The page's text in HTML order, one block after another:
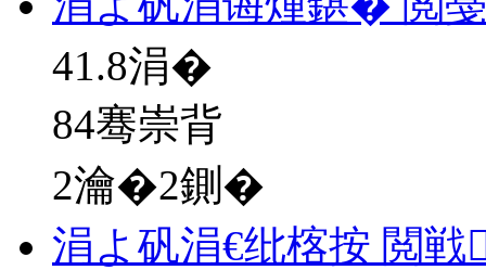
41.8涓�
84骞崇背
2瀹�2鍘�
涓よ矾涓€纰楁按 閲